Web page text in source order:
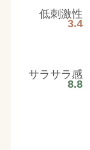
サラサラ感
8.8
低刺激性
3.4